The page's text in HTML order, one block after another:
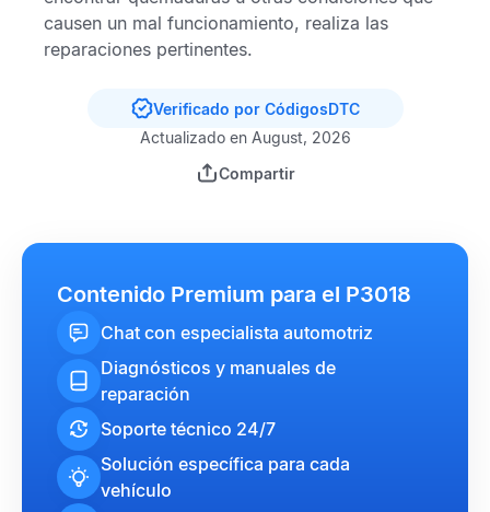
causen un mal funcionamiento, realiza las
reparaciones pertinentes.
Verificado por CódigosDTC
Actualizado en August, 2026
Compartir
Contenido Premium para el P3018
Chat con especialista automotriz
Diagnósticos y manuales de
reparación
Soporte técnico 24/7
Solución específica para cada
vehículo